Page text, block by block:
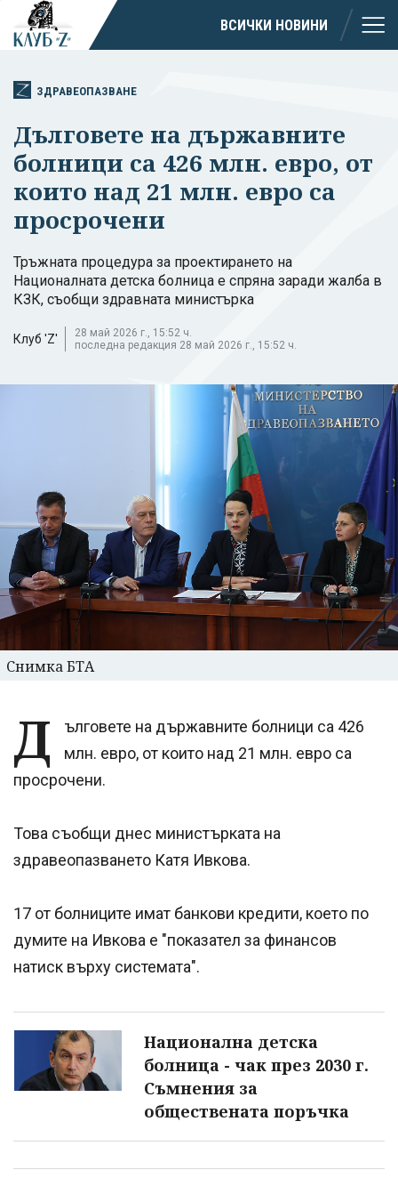
ВСИЧКИ НОВИНИ
ЗДРАВЕОПАЗВАНЕ
Дълговете на държавните
болници са 426 млн. евро, от
които над 21 млн. евро са
просрочени
Тръжната процедура за проектирането на
Националната детска болница е спряна заради жалба в
КЗК, съобщи здравната министърка
Клуб 'Z'
28 май 2026 г., 15:52 ч.
последна редакция 28 май 2026 г., 15:52 ч.
Снимка БТА
Д
ълговете на държавните болници са 426
млн. евро, от които над 21 млн. евро са
просрочени.
Това съобщи днес министърката на
здравеопазването Катя Ивкова.
17 от болниците имат банкови кредити, което по
думите на Ивкова е "показател за финансов
натиск върху системата".
Национална детска
болница - чак през 2030 г.
Съмнения за
обществената поръчка